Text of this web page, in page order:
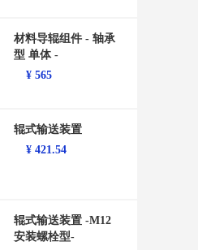
材料导辊组件 - 轴承
型 单体 -
¥ 565
辊式输送装置
¥ 421.54
辊式输送装置 -M12
安装螺栓型-